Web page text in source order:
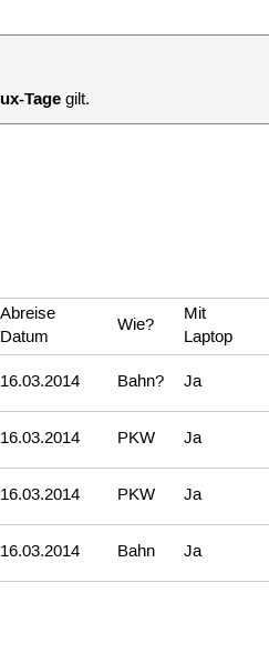
Tage gilt.
Abreise
Datum
Wie?
Mit
Laptop
16.03.2014 Bahn? Ja
16.03.2014 PKW Ja
16.03.2014 PKW Ja
16.03.2014 Bahn Ja